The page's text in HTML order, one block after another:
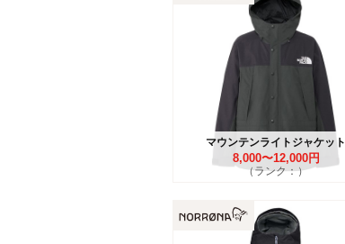
マウンテンライトジャケット
8,000〜12,000円
（ランク：）